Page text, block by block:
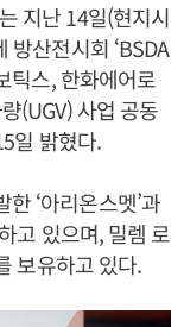
지난 14일(현지시
방산전시회 ‘BSDA
틱스, 한화에어로
(UGV) 사업 공동
일 밝혔다.
‘아리온스멧’과
고 있으며, 밀렘 로
보유하고 있다.